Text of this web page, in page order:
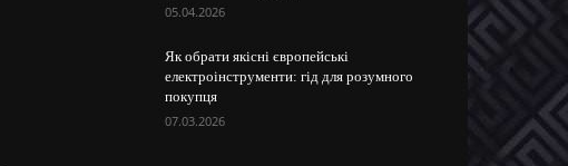
05.04.2026
Як обрати якісні європейські
електроінструменти: гід для розумного
покупця
07.03.2026